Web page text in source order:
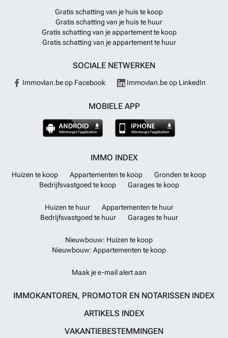
Gratis schatting van je huis te koop
Gratis schatting van je huis te huur
Gratis schatting van je appartement te koop
Gratis schatting van je appartement te huur
SOCIALE NETWERKEN
Immovlan.be op Facebook Immovlan.be op LinkedIn
MOBIELE APP
IMMO INDEX
Huizen te koop Appartementen te koop
Gronden te koop
Bedrijfsvastgoed te koop
Garages te koop
Huizen te huur
Appartementen te huur
Bedrijfsvastgoed te huur
Garages te huur
Nieuwbouw: Huizen te koop
Nieuwbouw: Appartementen te koop
Maak je e-mail alert aan
IMMOKANTOREN, PROMOTOR EN NOTARISSEN INDEX
ARTIKELS INDEX
VAKANTIEBESTEMMINGEN